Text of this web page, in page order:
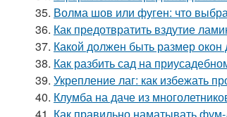
35. Волма шов или фуген: что
36. Как предотвратить вздутие
37. Какой должен быть размер
38. Как разбить сад на
39. Укрепление лаг: как избежать
40. Клумба на даче из